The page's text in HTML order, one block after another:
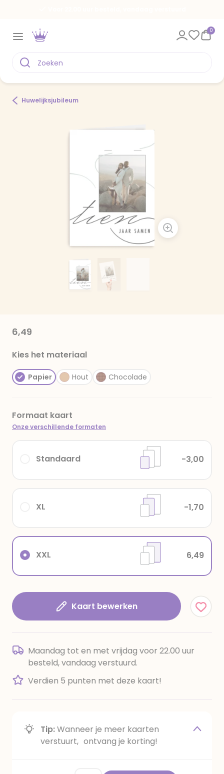
0
Huwelijksjubileum
6,49
Kies het materiaal
Papier Hout Chocolade
Formaat kaart
Onze verschillende formaten
XXL 6,49
XL -1,70
Standaard -3,00
Kaart bewerken
Maandag tot en met vrijdag voor 22.00 uur
besteld, vandaag verstuurd.
Verdien 5 punten met deze kaart!
Tip:Wanneer je meer kaarten
verstuurt, ontvang je korting!